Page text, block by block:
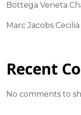
Bottega Veneta
Marc Jacobs
Recent
No comments to